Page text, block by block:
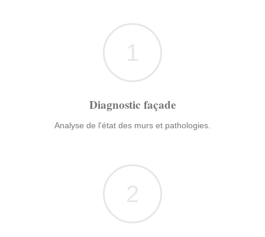
1
Diagnostic façade
Analyse de l'état des murs et pathologies.
2